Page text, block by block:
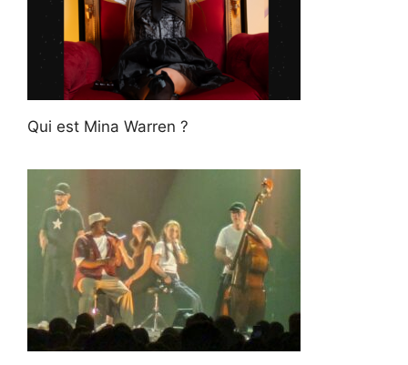
Qui est Mina Warren ?